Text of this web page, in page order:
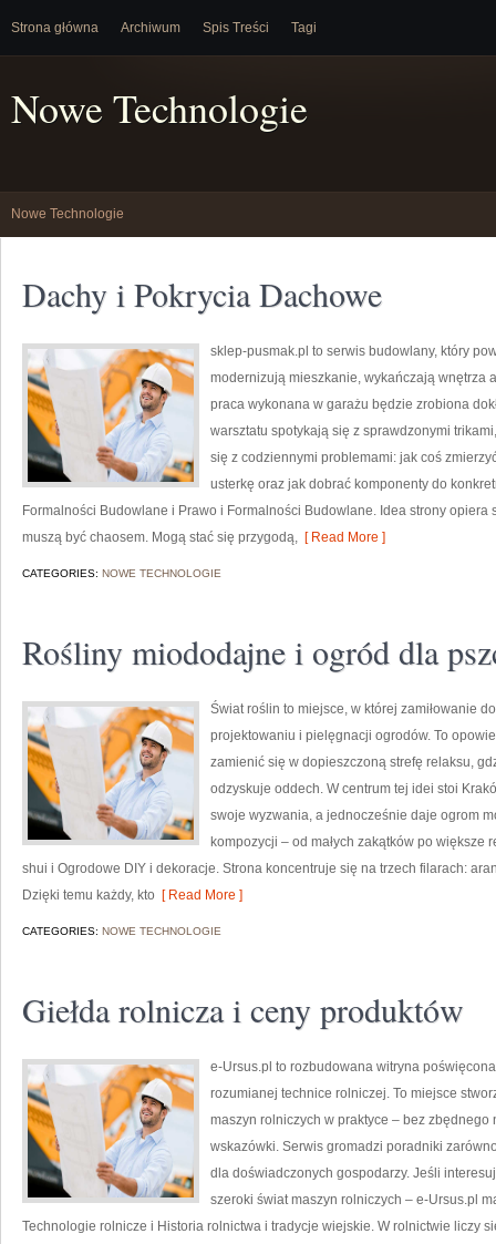
Strona główna Archiwum Spis Treści Tagi
Nowe Technologie
Nowe Technologie
Dachy i Pokrycia Dachowe
sklep-pusmak.pl to serwis budowlany, który
modernizują mieszkanie, wykańczają wnętrza
praca wykonana w garażu będzie zrobiona
warsztatu spotykają się z sprawdzonymi
się z codziennymi problemami: jak coś
usterkę oraz jak dobrać komponenty do
Formalności Budowlane i Prawo i Formalności Budowlane. Idea strony opiera
muszą być chaosem. Mogą stać się przygodą, [ Read More ]
CATEGORIES: NOWE TECHNOLOGIE
Rośliny miododajne i ogród dla
Świat roślin to miejsce, w której zamiłowanie
projektowaniu i pielęgnacji ogrodów. To
zamienić się w dopieszczoną strefę relaksu,
odzyskuje oddech. W centrum tej idei stoi
swoje wyzwania, a jednocześnie daje ogrom
kompozycji – od małych zakątków po
shui i Ogrodowe DIY i dekoracje. Strona koncentruje się na trzech filarach:
Dzięki temu każdy, kto [ Read More ]
CATEGORIES: NOWE TECHNOLOGIE
Giełda rolnicza i ceny produktów
e-Ursus.pl to rozbudowana witryna
rozumianej technice rolniczej. To miejsce
maszyn rolniczych w praktyce – bez
wskazówki. Serwis gromadzi poradniki
dla doświadczonych gospodarzy. Jeśli
szeroki świat maszyn rolniczych – e-Ursus.pl
Technologie rolnicze i Historia rolnictwa i tradycje wiejskie. W rolnictwie liczy